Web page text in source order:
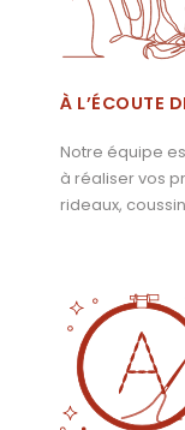
À L’ÉCOUTE
Notre équipe
à réaliser vos
rideaux,